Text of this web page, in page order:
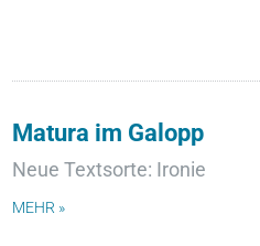
Matura im Galopp
Neue Textsorte: Ironie
MEHR »